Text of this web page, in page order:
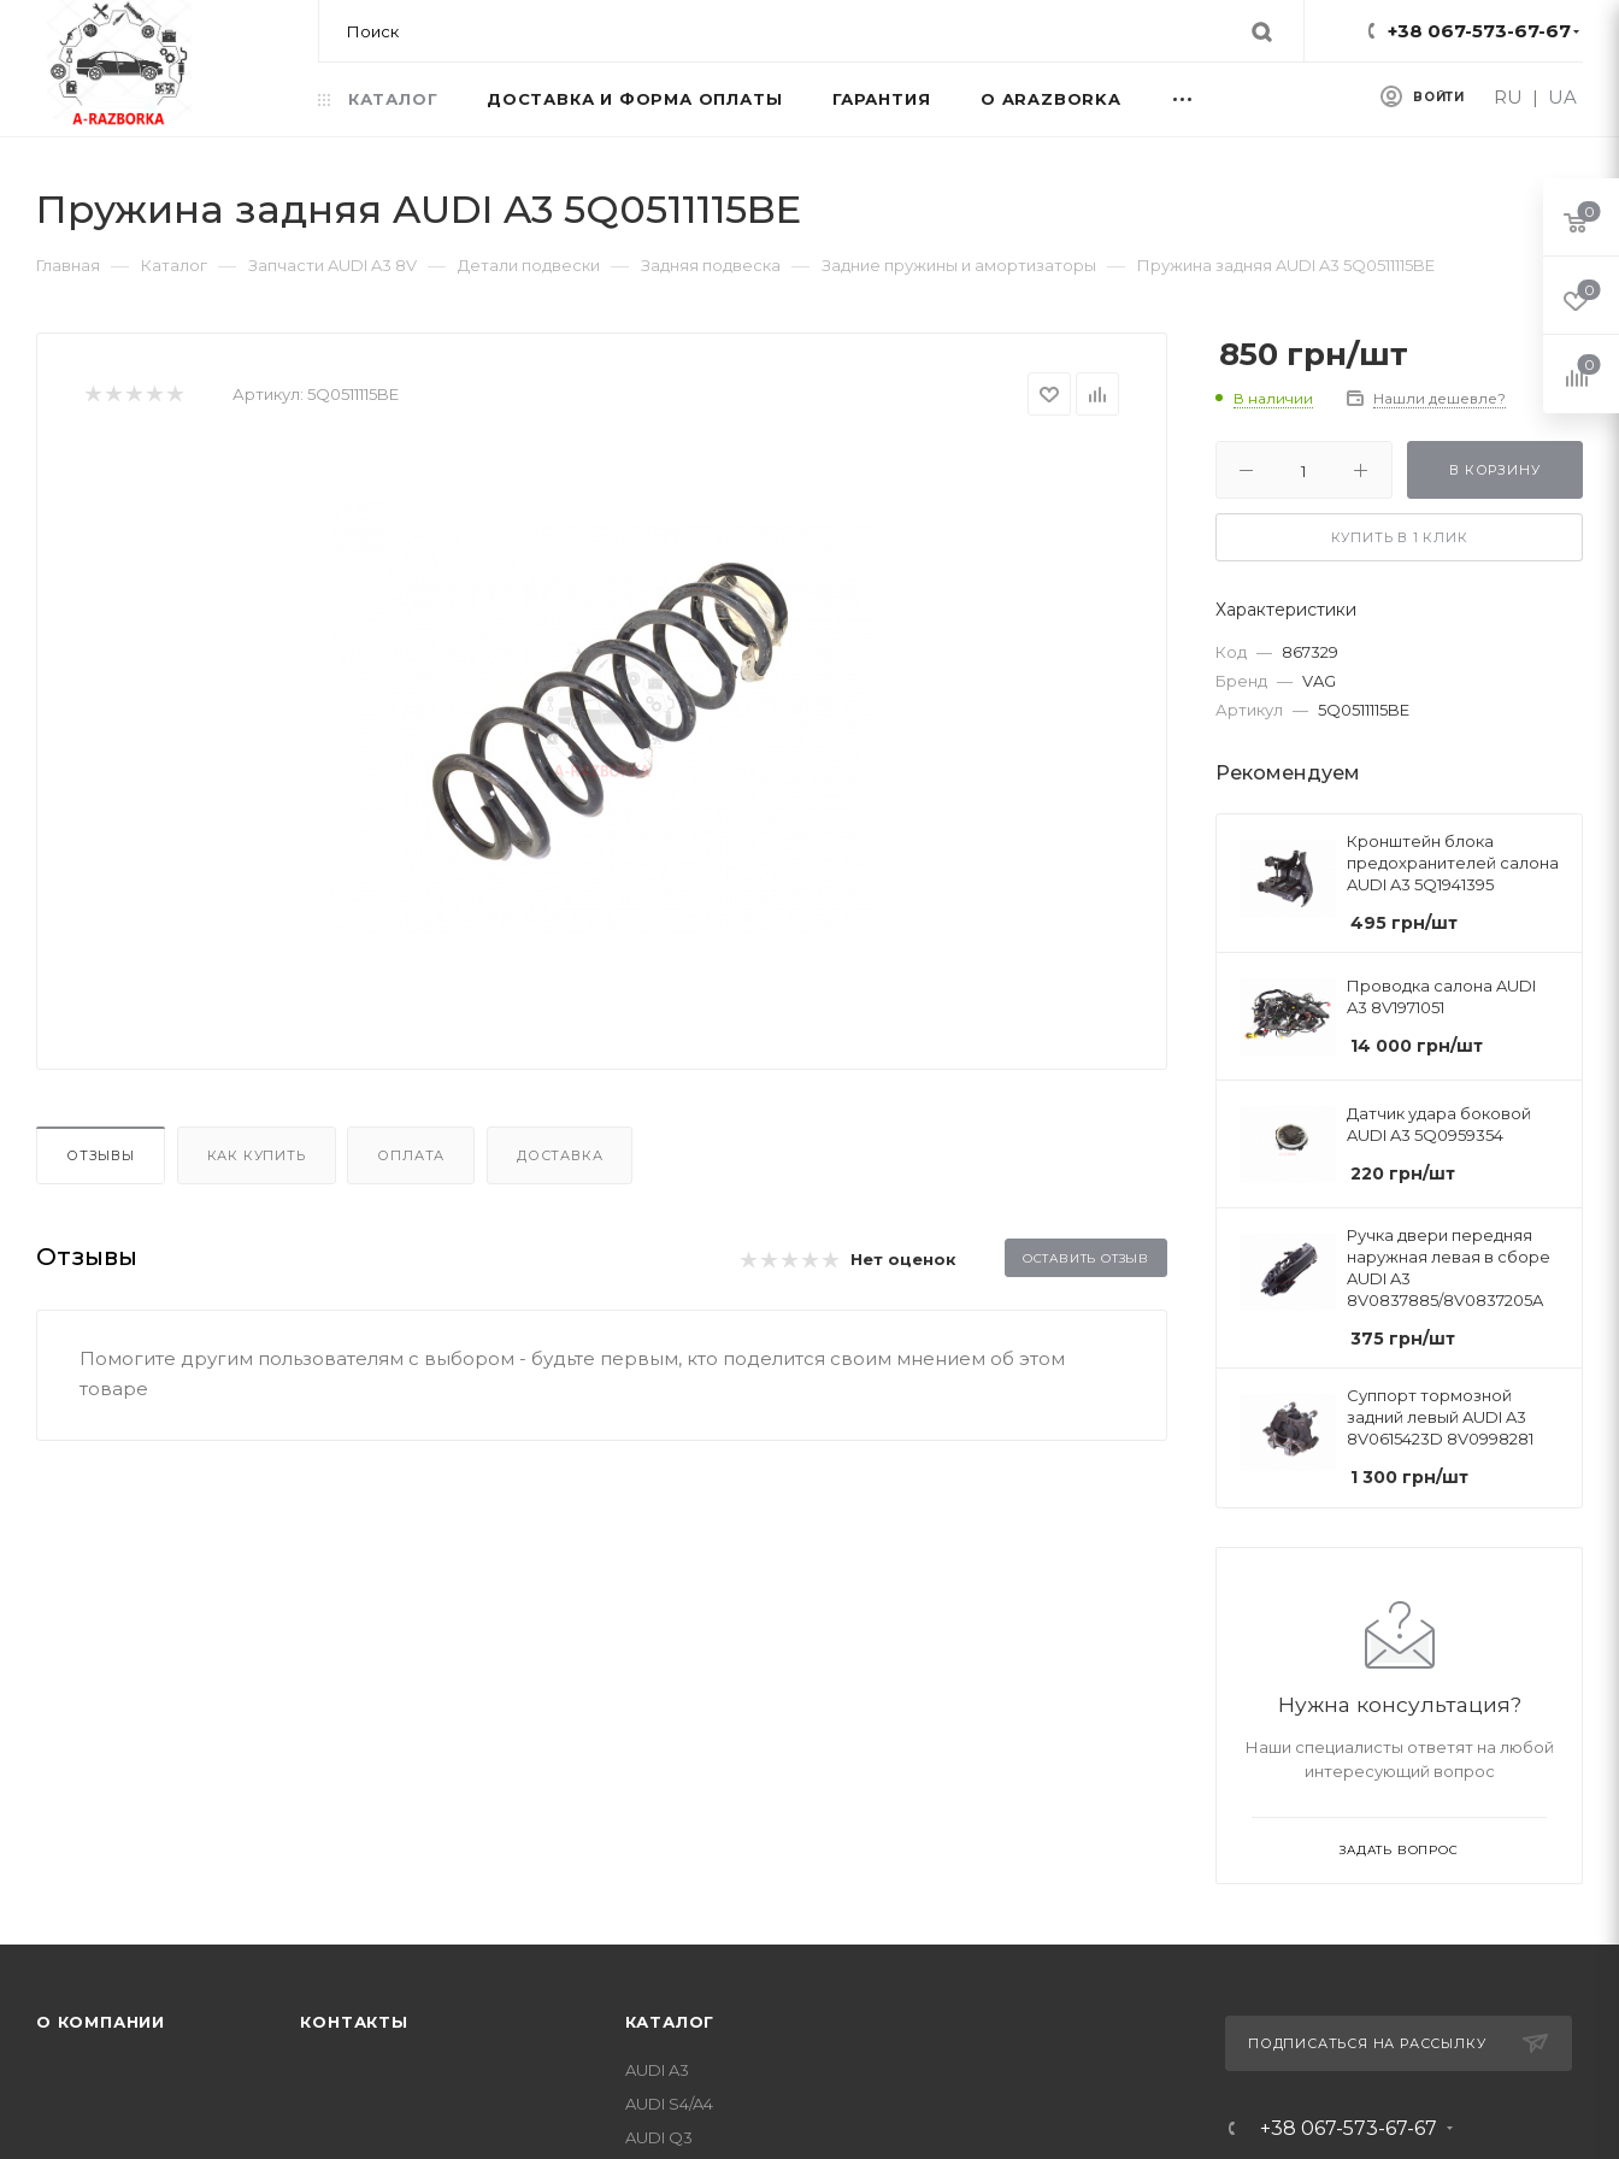
+38 067-573-67-67
RU | UA
ВОЙТИ
КАТАЛОГ ДОСТАВКА И ФОРМА ОПЛАТЫ ГАРАНТИЯ О ARAZBORKA
Пружина задняя AUDI A3 5Q0511115BE
Главная — Каталог — Запчасти AUDI A3 8V — Детали подвески — Задняя подвеска — Задние пружины и амортизаторы — Пружина задняя AUDI A3 5Q0511115BE
Артикул: 5Q0511115BE
ОТЗЫВЫ КАК КУПИТЬ ОПЛАТА ДОСТАВКА
Отзывы Нет оценок ОСТАВИТЬ ОТЗЫВ
Помогите другим пользователям с выбором - будьте первым, кто поделится своим мнением об этом
товаре
850 грн/шт
В наличии Нашли дешевле?
В КОРЗИНУ
КУПИТЬ В 1 КЛИК
Характеристики
Код — 867329
Бренд — VAG
Артикул — 5Q0511115BE
Рекомендуем
Кронштейн блока
предохранителей салона
AUDI A3 5Q1941395
495 грн/шт
Проводка салона AUDI
A3 8V1971051
14 000 грн/шт
Датчик удара боковой
AUDI A3 5Q0959354
220 грн/шт
Ручка двери передняя
наружная левая в сборе
AUDI A3
8V0837885/8V0837205A
375 грн/шт
Суппорт тормозной
задний левый AUDI A3
8V0615423D 8V0998281
1 300 грн/шт
Нужна консультация?
Наши специалисты ответят на любой
интересующий вопрос
ЗАДАТЬ ВОПРОС
О КОМПАНИИ КОНТАКТЫ КАТАЛОГ
AUDI A3
AUDI S4/A4
AUDI Q3
ПОДПИСАТЬСЯ НА РАССЫЛКУ
+38 067-573-67-67
0
0
0